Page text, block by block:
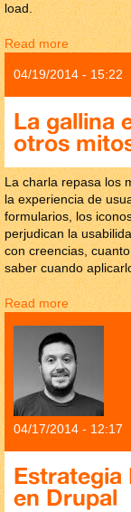
load.
Read moreabout
04/19/2014 - 15:22
La gallina
otros
La charla repasa los
la experiencia de
formularios, los
perjudican la
con creencias,
saber cuando
Read moreabout La
diseño
04/17/2014 - 12:17
Estrategia
en Drupal